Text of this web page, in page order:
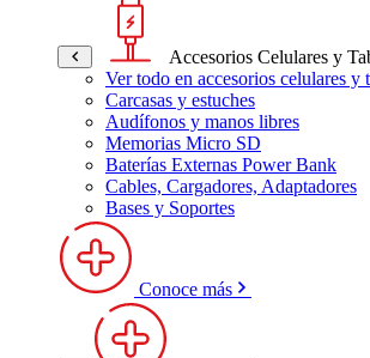
Accesorios Celulares y
Ver todo en accesorios celulares y
Carcasas y estuches
Audífonos y manos libres
Memorias Micro SD
Baterías Externas Power Bank
Cables, Cargadores, Adaptadores
Bases y Soportes
Conoce más